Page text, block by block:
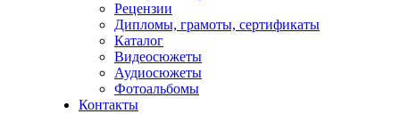
Рецензии
Дипломы, грамоты, сертификаты
Каталог
Видеосюжеты
Аудиосюжеты
Фотоальбомы
Контакты